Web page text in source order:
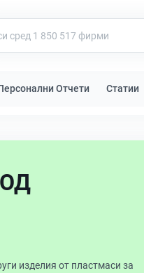
Отчети Статии
изделия от пластмаси за